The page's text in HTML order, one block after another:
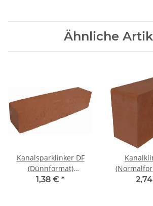
Ähnliche
Kanalsparklinker DF
(Dünnformat)
240x55x52mm, Vollstein
1,38 € *
115 x